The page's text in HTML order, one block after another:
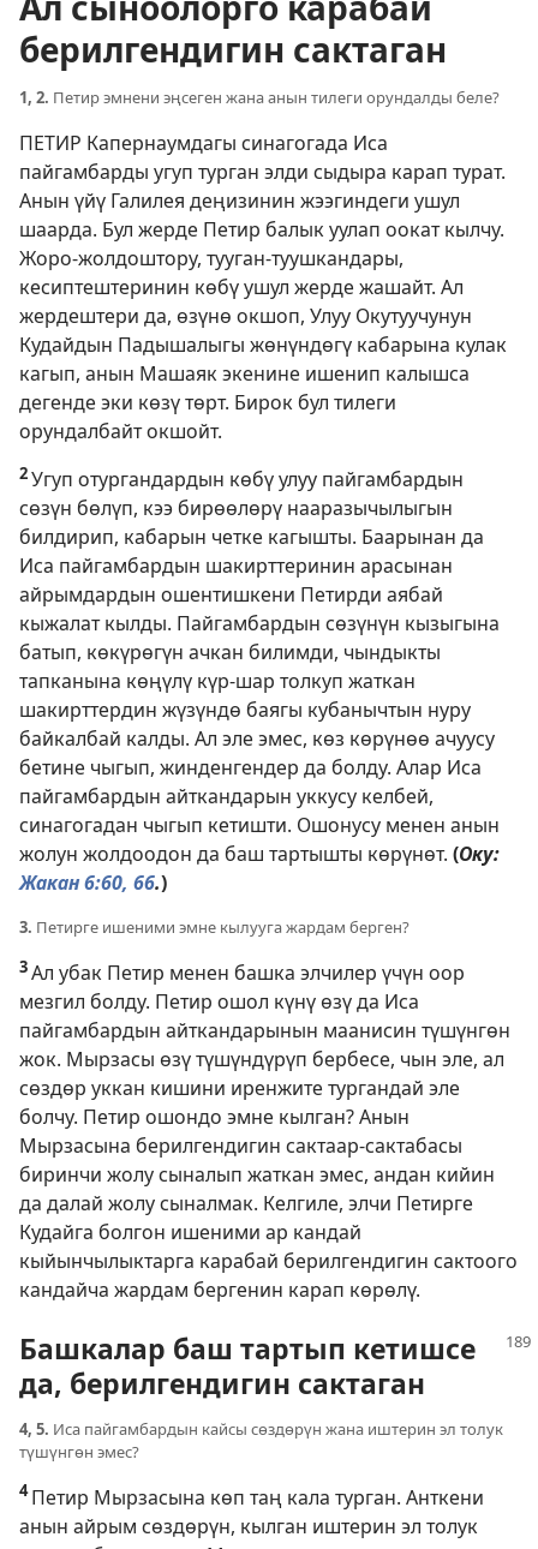
берилгендигин сактаган
1, 2. Петир эмнени эңсеген жана анын тилеги орундалды беле?
ПЕТИР Капернаумдагы синагогада Иса
пайгамбарды угуп турган элди сыдыра карап турат.
Анын үйү Галилея деңизинин жээгиндеги ушул
шаарда. Бул жерде Петир балык уулап оокат кылчу.
Жоро-жолдоштору, тууган-туушкандары,
кесиптештеринин көбү ушул жерде жашайт. Ал
жердештери да, өзүнө окшоп, Улуу Окутуучунун
Кудайдын Падышалыгы жөнүндөгү кабарына кулак
кагып, анын Машаяк экенине ишенип калышса
дегенде эки көзү төрт. Бирок бул тилеги
орундалбайт окшойт.
2Угуп отургандардын көбү улуу пайгамбардын
сөзүн бөлүп, кээ бирөөлөрү нааразычылыгын
билдирип, кабарын четке кагышты. Баарынан да
Иса пайгамбардын шакирттеринин арасынан
айрымдардын ошентишкени Петирди аябай
кыжалат кылды. Пайгамбардын сөзүнүн кызыгына
батып, көкүрөгүн ачкан билимди, чындыкты
тапканына көңүлү күр-шар толкуп жаткан
шакирттердин жүзүндө баягы кубанычтын нуру
байкалбай калды. Ал эле эмес, көз көрүнөө ачуусу
бетине чыгып, жинденгендер да болду. Алар Иса
пайгамбардын айткандарын уккусу келбей,
синагогадан чыгып кетишти. Ошонусу менен анын
жолун жолдоодон да баш тартышты көрүнөт. (Оку:
Жакан 6:60, 66.)
3. Петирге ишеними эмне кылууга жардам берген?
3Ал убак Петир менен башка элчилер үчүн оор
мезгил болду. Петир ошол күнү өзү да Иса
пайгамбардын айткандарынын маанисин түшүнгөн
жок. Мырзасы өзү түшүндүрүп бербесе, чын эле, ал
сөздөр уккан кишини иренжите тургандай эле
болчу. Петир ошондо эмне кылган? Анын
Мырзасына берилгендигин сактаар-сактабасы
биринчи жолу сыналып жаткан эмес, андан кийин
да далай жолу сыналмак. Келгиле, элчи Петирге
Кудайга болгон ишеними ар кандай
кыйынчылыктарга карабай берилгендигин сактоого
кандайча жардам бергенин карап көрөлү.
Башкалар баш тартып кетишсе
да, берилгендигин сактаган
4, 5. Иса пайгамбардын кайсы сөздөрүн жана иштерин эл толук
түшүнгөн эмес?
4Петир Мырзасына көп таң кала турган. Анткени
анын айрым сөздөрүн, кылган иштерин эл толук